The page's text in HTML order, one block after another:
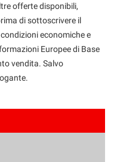
offerte disponibili,
di sottoscrivere il
economiche e
Europee di Base
vendita. Salvo